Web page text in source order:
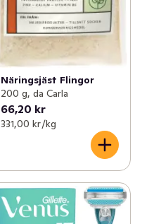
Näringsjäst Flingor
200 g, da Carla
66,20 kr
331,00 kr /kg